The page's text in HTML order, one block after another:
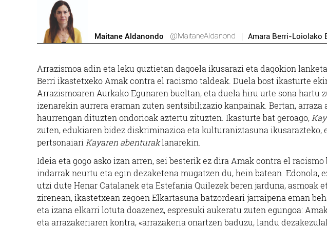
Maitane Aldanondo @MaitaneAldanond Amara Berri-Loiolako
Arrazismoa adin eta leku guztietan dagoela ikusarazi eta dagokion
Berri ikastetxeko Amak contra el racismo taldeak. Duela bost ikasturte
Arrazismoaren Aurkako Egunaren bueltan, eta duela hiru urte sona hartu
izenarekin aurrera eraman zuten sentsibilizazio kanpainak. Bertan,
haurrengan dituzten ondorioak aztertu zituzten. Ikasturte bat geroago,
zuten, edukiaren bidez diskriminazioa eta kulturaniztasuna ikusarazteko,
pertsonaiari Kayaren abenturaklanarekin.
Ideia eta gogo asko izan arren, sei besterik ez dira Amak contra el
indarrak neurtu eta egin dezaketena mugatzen du, hein batean. Edonola,
utzi dute Henar Catalanek eta Estefania Quilezek beren jarduna, asmoak
zirenean, ikastetxean zegoen Elkartasuna batzordeari jarraipena eman
eta izana elkarri lotuta doazenez, espresuki aukeratu zuten egungoa:
eta arrazakeriaren kontra, «arrazakeria onartzen baduzu, landu